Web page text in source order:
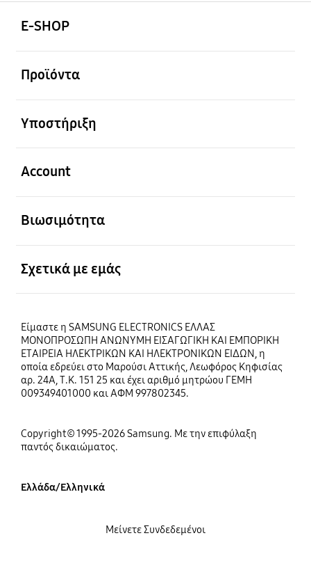
E-SHOP
Προϊόντα
Υποστήριξη
Account
Βιωσιμότητα
Σχετικά με εμάς
Είμαστε η SAMSUNG ELECTRONICS ΕΛΛΑΣ
ΜΟΝΟΠΡΟΣΩΠΗ ΑΝΩΝΥΜΗ ΕΙΣΑΓΩΓΙΚΗ ΚΑΙ ΕΜΠΟΡΙΚΗ
ΕΤΑΙΡΕΙΑ ΗΛΕΚΤΡΙΚΩΝ ΚΑΙ ΗΛΕΚΤΡΟΝΙΚΩΝ ΕΙΔΩΝ, η
οποία εδρεύει στο Μαρούσι Αττικής, Λεωφόρος Κηφισίας
αρ. 24Α, Τ.Κ. 151 25 και έχει αριθμό μητρώου ΓΕΜΗ
009349401000 και ΑΦΜ 997802345.
Copyright© 1995-2026 Samsung. Με την επιφύλαξη
παντός δικαιώματος.
Ελλάδα/Ελληνικά
Μείνετε Συνδεδεμένοι